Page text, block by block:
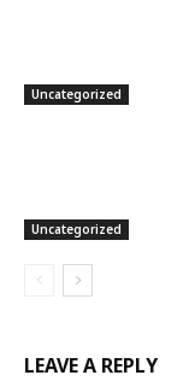
Uncategorized
Uncategorized
LEAVE A REPLY